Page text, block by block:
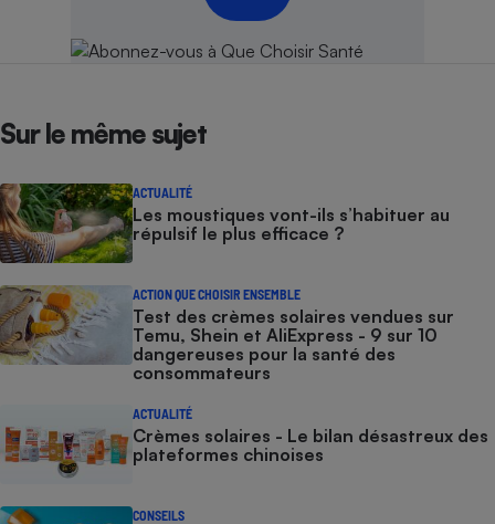
Sur le même sujet
ACTUALITÉ
Les moustiques vont-ils s’habituer au
répulsif le plus efficace ?
ACTION QUE CHOISIR ENSEMBLE
Test des crèmes solaires vendues sur
Temu, Shein et AliExpress - 9 sur 10
dangereuses pour la santé des
consommateurs
ACTUALITÉ
Crèmes solaires - Le bilan désastreux des
plateformes chinoises
CONSEILS